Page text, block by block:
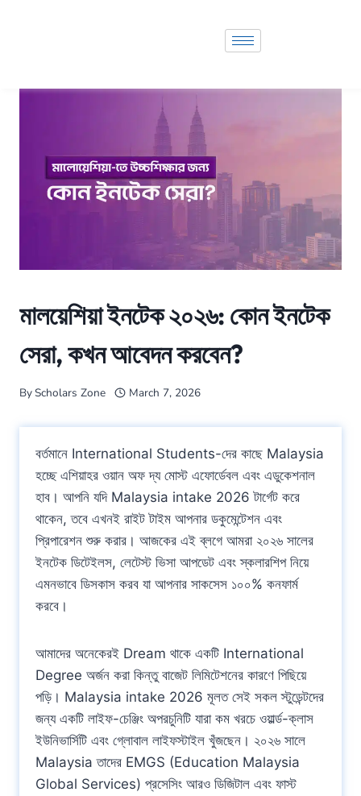
মালয়েশিয়া ইনটেক ২০২৬: কোন ইনটেক
সেরা, কখন আবেদন করবেন?
ByScholars Zone March 7, 2026
বর্তমানে International Students-দের কাছে Malaysia
হচ্ছে এশিয়াহর ওয়ান অফ দ্য মোস্ট এফোর্ডেবল এবং এডুকেশনাল
হাব। আপনি যদি Malaysia intake 2026 টার্গেট করে
থাকেন, তবে এখনই রাইট টাইম আপনার ডকুমেন্টেশন এবং
প্রিপারেশন শুরু করার। আজকের এই ব্লগে আমরা ২০২৬ সালের
ইনটেক ডিটেইলস, লেটেস্ট ভিসা আপডেট এবং স্কলারশিপ নিয়ে
এমনভাবে ডিসকাস করব যা আপনার সাকসেস ১০০% কনফার্ম
করবে।
আমাদের অনেকেরই Dream থাকে একটি International
Degree অর্জন করা কিন্তু বাজেট লিমিটেশনের কারণে পিছিয়ে
পড়ি। Malaysia intake 2026 মূলত সেই সকল স্টুডেন্টদের
জন্য একটি লাইফ-চেঞ্জিং অপরচুনিটি যারা কম খরচে ওয়ার্ল্ড-ক্লাস
ইউনিভার্সিটি এবং গ্লোবাল লাইফস্টাইল খুঁজছেন। ২০২৬ সালে
Malaysia তাদের EMGS (Education Malaysia
Global Services) প্রসেসিং আরও ডিজিটাল এবং ফাস্ট